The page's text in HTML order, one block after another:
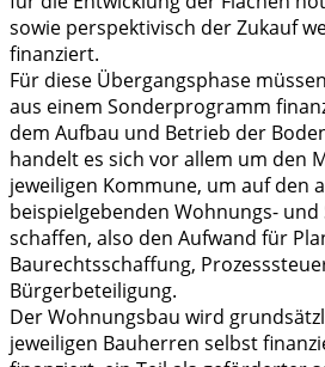
sowie perspektivisch der Zukauf
finanziert.
Für diese Übergangsphase
aus einem Sonderprogramm
dem Aufbau und Betrieb der
handelt es sich vor allem um den
jeweiligen Kommune, um auf den
beispielgebenden Wohnungs- und
schaffen, also den Aufwand für
Baurechtsschaffung,
Bürgerbeteiligung.
Der Wohnungsbau wird
jeweiligen Bauherren selbst